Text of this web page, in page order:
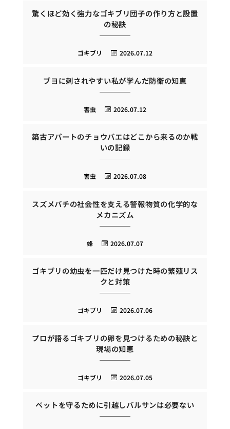
驚くほど効く強力なゴキブリ団子の作り方と設置
の秘訣
2026.07.12
ゴキブリ
ブヨに刺されやすい私が学んだ防衛の知恵
2026.07.12
害虫
築古アパートのチョウバエはどこから来るのか戦
いの記録
2026.07.08
害虫
スズメバチの社会性を支える警報物質の化学的な
メカニズム
2026.07.07
蜂
ゴキブリの幼虫を一匹だけ見つけた時の繁殖リス
クと対策
2026.07.06
ゴキブリ
プロが語るゴキブリの卵を見つけるための秘訣と
現場の知恵
2026.07.05
ゴキブリ
ペットを守るために引越しバルサンは必要ない